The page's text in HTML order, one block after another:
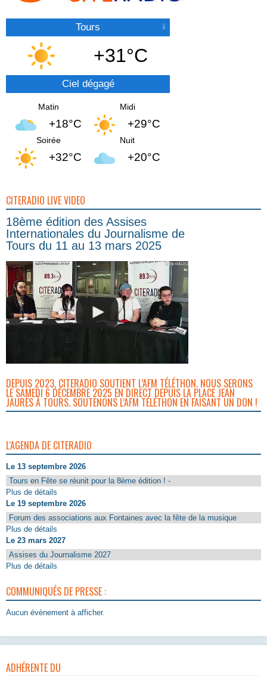
Tours
+31°C
Ciel dégagé
Matin
+18°C
Midi
+29°C
Soirée
+32°C
Nuit
+20°C
CITERADIO LIVE VIDEO
18ème édition des Assises
Internationales du Journalisme de
Tours du 11 au 13 mars 2025
DEPUIS 2023, CITERADIO SOUTIENT L’AFM TÉLÉTHON. NOUS SERONS
LE SAMEDI 6 DÉCEMBRE 2025 EN DIRECT DEPUIS LA PLACE JEAN
JAURÈS À TOURS. SOUTENONS L’AFM TÉLÉTHON EN FAISANT UN DON !
L'AGENDA DE CITERADIO
Le 13 septembre 2026
Tours en Fête se réunit pour la 8ème édition ! -
Plus de détails
Le 19 septembre 2026
Forum des associations aux Fontaines avec la fête de la musique
Plus de détails
Le 23 mars 2027
Assises du Journalisme 2027
Plus de détails
COMMUNIQUÉS DE PRESSE :
Aucun évènement à afficher.
ADHÉRENTE DU